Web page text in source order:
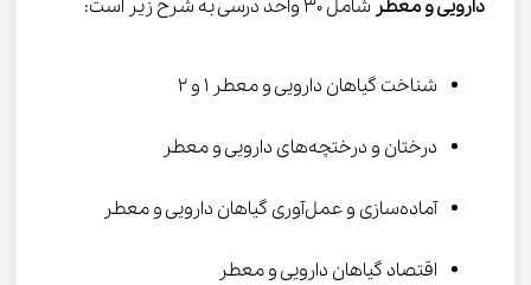
دارویی و ﻣﻌﻄﺮ شامل 30 واحد درسی به شرح زیر است:
شناخت گیاهان دارویی و معطر 1 و 2
درختان و درختچه‌های دارویی و معطر
آماده‌سازی و عمل‌آوری گیاهان دارویی و معطر
اقتصاد گیاهان دارویی و معطر